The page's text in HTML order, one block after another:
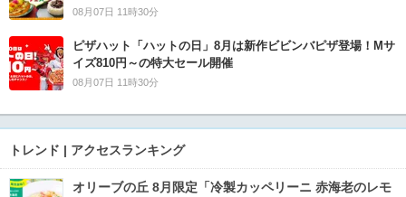
08月07日 11時30分
ピザハット「ハットの日」8月は新作ビビンバピザ登場！Mサ
イズ810円～の特大セール開催
08月07日 11時30分
トレンド | アクセスランキング
オリーブの丘 8月限定「冷製カッペリーニ 赤海老のレモ